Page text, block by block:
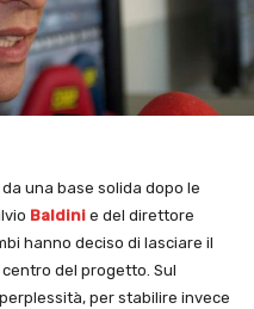
una base solida dopo le
Baldini e del direttore
hanno deciso di lasciare il
del progetto. Sul
per stabilire invece